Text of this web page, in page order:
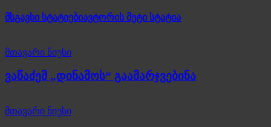
მსგავსი სტატიებიავტორის მეტი სტატია
მთავარი ნიუსი
ვაწაძემ „დინამოს“ გაამარჯვებინა
მთავარი ნიუსი